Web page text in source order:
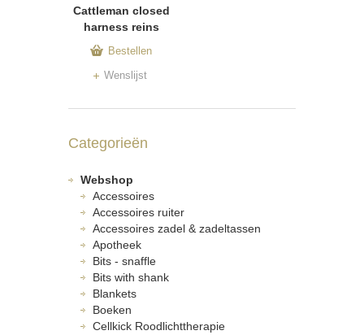
Cattleman closed
harness reins
Bestellen
Wenslijst
Categorieën
Webshop
Accessoires
Accessoires ruiter
Accessoires zadel & zadeltassen
Apotheek
Bits - snaffle
Bits with shank
Blankets
Boeken
Cellkick Roodlichttherapie